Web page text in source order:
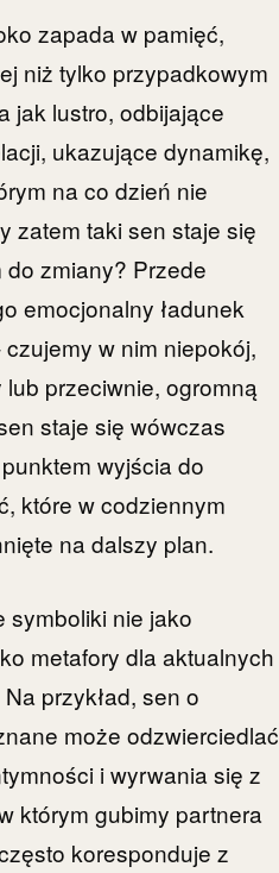
zapada w pamięć,
niż tylko przypadkowym
jak lustro, odbijające
ukazujące dynamikę,
na co dzień nie
zatem taki sen staje się
zmiany? Przede
emocjonalny ładunek
w nim niepokój,
przeciwnie, ogromną
staje się wówczas
wyjścia do
które w codziennym
na dalszy plan.
symboliki nie jako
metafory dla aktualnych
przykład, sen o
może odzwierciedlać
i wyrwania się z
którym gubimy partnera
koresponduje z